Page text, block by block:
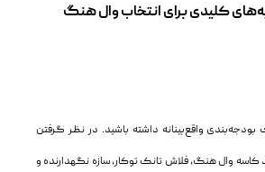
کلیدی برای انتخاب وال هنگ
واقع‌بینانه داشته باشید. در نظر گرفتن
کاسه وال هنگ، فلاش تانک توکار، سازه نگهدارنده و